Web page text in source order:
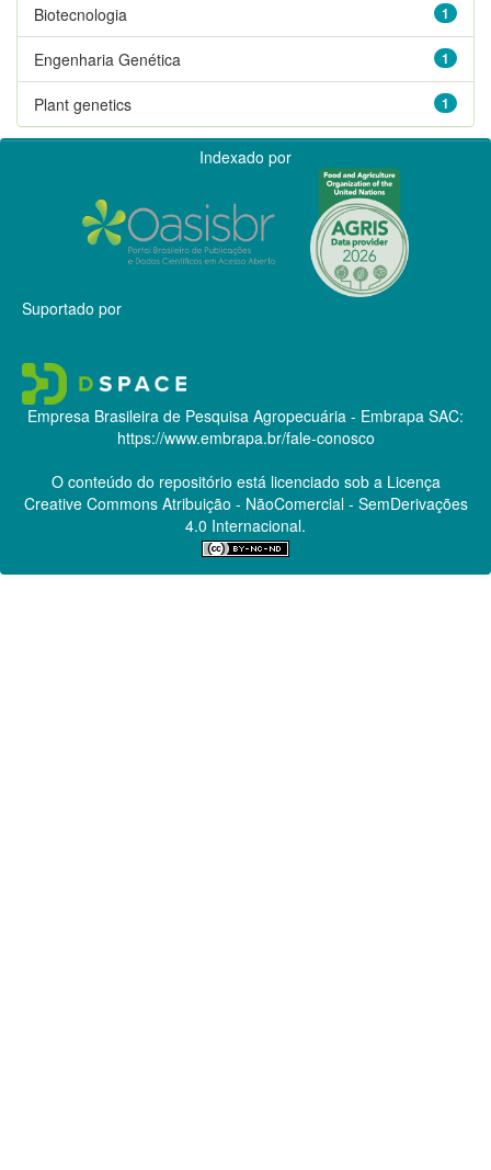
1
Biotecnologia
1
Engenharia Genética
1
Plant genetics
Indexado por
Suportado por
Empresa Brasileira de Pesquisa Agropecuária - Embrapa SAC:
https://www.embrapa.br/fale-conosco
O conteúdo do repositório está licenciado sob a Licença
Creative CommonsAtribuição - NãoComercial - SemDerivações
4.0 Internacional.